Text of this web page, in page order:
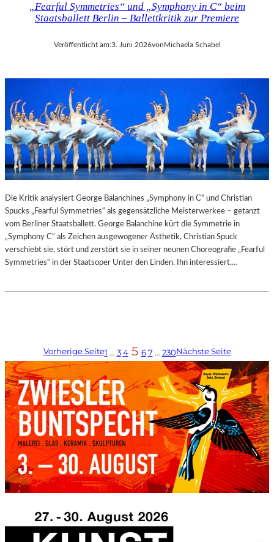
„Fearful Symmetries“ und „Symphony in C“ beim
Staatsballett Berlin – Ballettkritik zur Premiere
Veröffentlicht am:3. Juni 2026von Michaela Schabel
Die Kritik analysiert George Balanchines „Symphony in C“ und Christian
Spucks „Fearful Symmetries“ als gegensätzliche Meisterwerkee – getanzt
vom Berliner Staatsballett. George Balanchine kürt die Symmetrie in
„Symphony C“ als Zeichen ausgewogener Ästhetik, Christian Spuck
verschiebt sie, stört und zerstört sie in seiner neunen Choreografie „Fearful
Symmetries“ in der Staatsoper Unter den Linden. Ihn interessiert,…
Vorherige Seite1 … 3 4 5 6 7 … 230Nächste Seite